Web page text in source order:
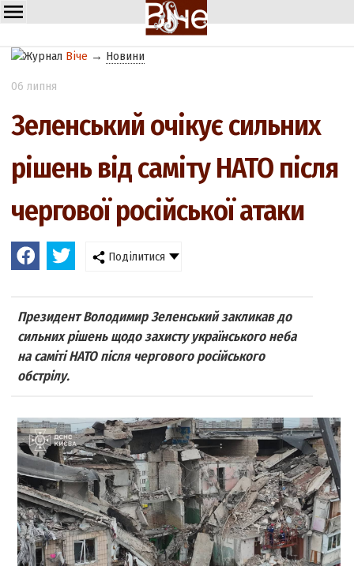
Віче → Новини
06 липня
Зеленський очікує сильних
рішень від саміту НАТО після
чергової російської атаки
Поділитися
Президент Володимир Зеленський закликав до
сильних рішень щодо захисту українського неба
на саміті НАТО після чергового російського
обстрілу.